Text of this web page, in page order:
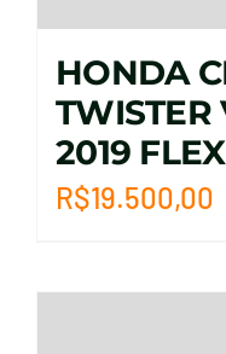
HONDA
TWISTER
2019 FLEX
R$19.500,00